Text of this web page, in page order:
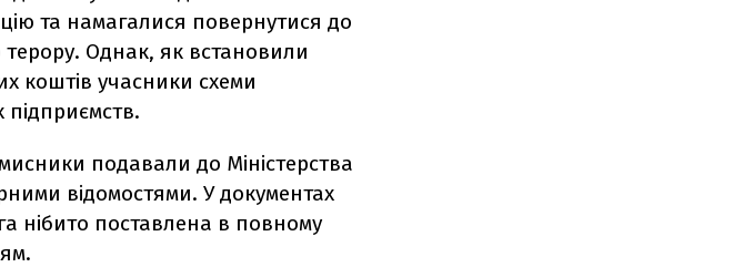
та намагалися повернутися до
терору. Однак, як встановили
коштів учасники схеми
подавали до Міністерства
відомостями. У документах
нібито поставлена в повному